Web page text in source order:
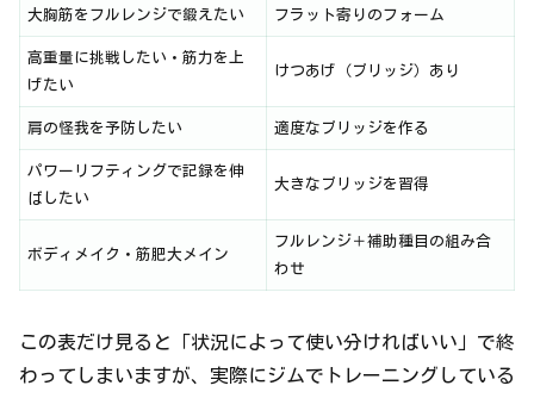
大胸筋をフルレンジで鍛えたい フラット寄りのフォーム
高重量に挑戦したい・筋力を上
げたい
けつあげ（ブリッジ）あり
肩の怪我を予防したい 適度なブリッジを作る
パワーリフティングで記録を伸
ばしたい
大きなブリッジを習得
ボディメイク・筋肥大メイン
フルレンジ＋補助種目の組み合
わせ
この表だけ見ると「状況によって使い分ければいい」で終
わってしまいますが、実際にジムでトレーニングしている